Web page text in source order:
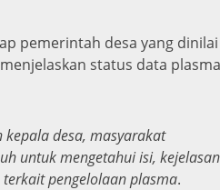
pemerintah desa yang dinilai
status data
desa, masyarakat
untuk mengetahui isi, kejelasan
pengelolaan plasma.